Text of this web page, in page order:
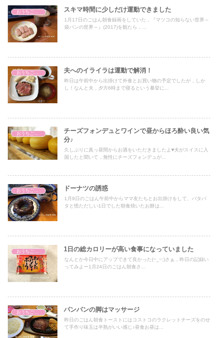
おうちごはん スキマ時間に少しだけ運動できました
1月17日のごはん朝食録画をしていた，『マツコの知らない世界～
袋パンの世界～』(2017)を観たら，...
夫へのイライラは運動で解消！
昨日は午前中から出掛けて外食とお買い物の予定でしたが，しか
し！なんと夫，夕方6時まで寝るという暴挙に...
チーズフォンデュとワインで昼からほろ酔い良い気
分♪
久しぶりに真っ昼間からお酒をいただきましたよ♥夫がスイスに入
国したと聞いて，無性にチーズフォンデュが...
おうちごはん ドーナツの誘惑
1月9日のごはん午前中からママ友たちとお出掛けをして、バタバ
タと慌ただしい1日でした朝食焼いたお餅は...
おうちごはん 1日の総カロリーが高い食事になっていました
なんとか今日中にアップできて良かった(~_~;)さぁ，昨日の記録い
ってみよー1月24日のごはん朝食さ...
パンパンの脚はマッサージ
昨日のごはん朝食トーストにはコストコのラクレットチーズをのせ
て手作り味玉は半熟がいい感じ♪昼食お昼は...